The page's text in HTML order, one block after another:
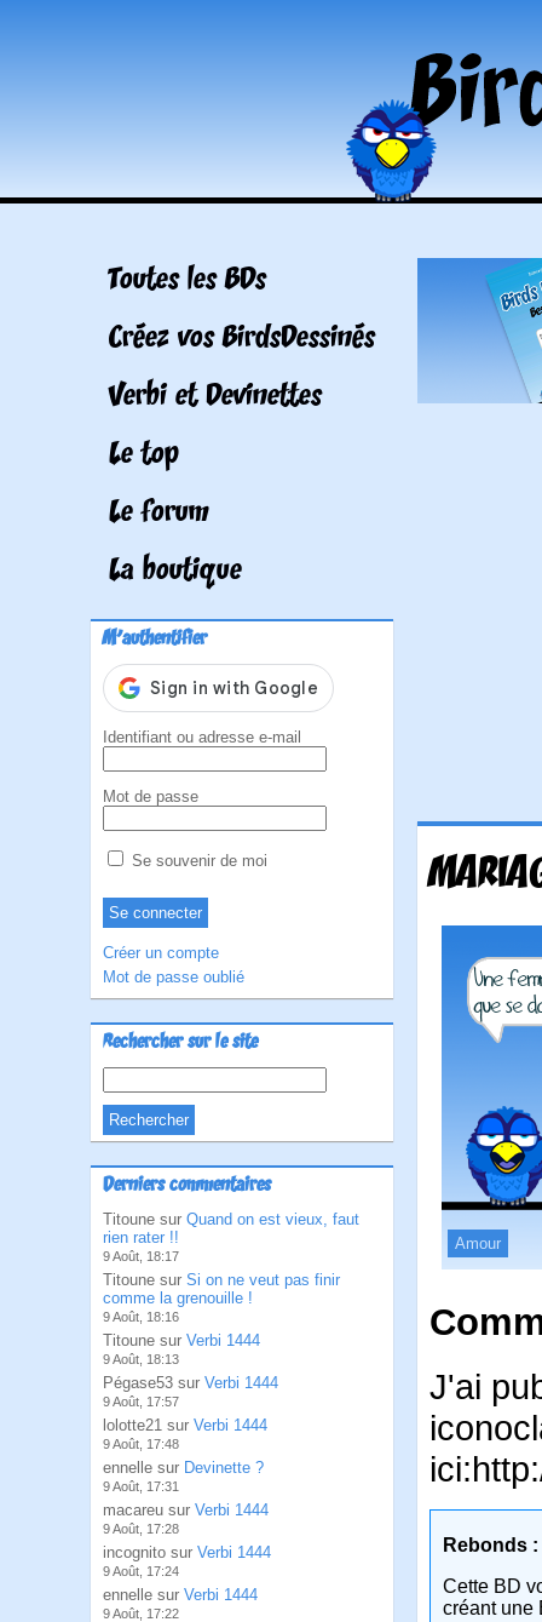
Toutes les BDs
Créez vos BirdsDessinés
Verbi et Devinettes
Le top
Le forum
La boutique
M'authentifier
Identifiant ou adresse e-mail
Mot de passe
Se souvenir de moi
Créer un compte
Mot de passe oublié
Rechercher sur le site
Derniers commentaires
Titoune sur Quand on est vieux, faut
rien rater !!
9 Août, 18:17
Titoune sur Si on ne veut pas finir
comme la grenouille !
9 Août, 18:16
Titoune sur Verbi 1444
9 Août, 18:13
Pégase53 sur Verbi 1444
9 Août, 17:57
lolotte21 sur Verbi 1444
9 Août, 17:48
ennelle sur Devinette ?
9 Août, 17:31
macareu sur Verbi 1444
9 Août, 17:28
incognito sur Verbi 1444
9 Août, 17:24
ennelle sur Verbi 1444
9 Août, 17:22
Amour
J'ai
Rebonds :
Cette BD
créant une